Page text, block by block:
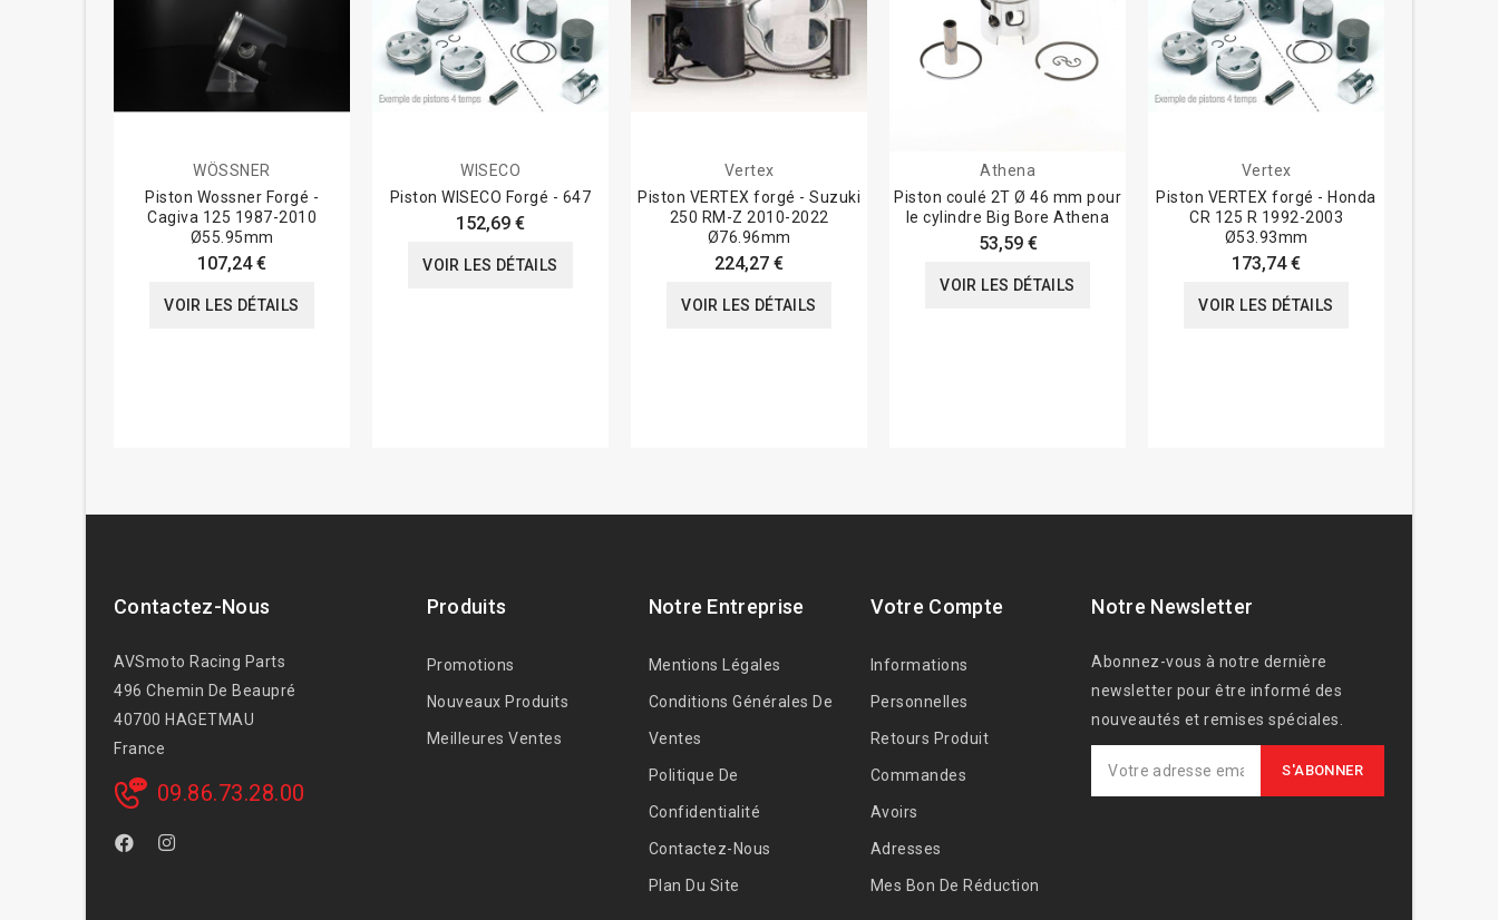
WÖSSNER
Piston Wossner Forgé -
Cagiva 125 1987-2010
Ø55.95mm
107,24 €
VOIR LES DÉTAILS
WISECO
Piston WISECO Forgé - 647
152,69 €
VOIR LES DÉTAILS
Vertex
Piston VERTEX forgé - Suzuki
250 RM-Z 2010-2022
Ø76.96mm
224,27 €
VOIR LES DÉTAILS
Athena
Piston coulé 2T Ø 46 mm pour
le cylindre Big Bore Athena
53,59 €
VOIR LES DÉTAILS
Vertex
Piston VERTEX forgé - Honda
CR 125 R 1992-2003
Ø53.93mm
173,74 €
VOIR LES DÉTAILS
Contactez-Nous
AVSmoto Racing Parts
496 Chemin De Beaupré
40700 HAGETMAU
France
09.86.73.28.00
Produits
Promotions
Nouveaux Produits
Meilleures Ventes
Notre Entreprise
Mentions Légales
Conditions Générales De
Ventes
Politique De
Confidentialité
Contactez-Nous
Plan Du Site
Votre Compte
Informations
Personnelles
Retours Produit
Commandes
Avoirs
Adresses
Mes Bon De Réduction
Notre Newsletter
Abonnez-vous à notre dernière
newsletter pour être informé des
nouveautés et remises spéciales.